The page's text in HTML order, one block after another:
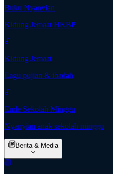
Buku Nyanyian
Kidung Jemaat HKBP
Kidung Jemaat
Lagu pujian & ibadah
Ende Sekolah Minggu
Nyanyian anak sekolah minggu
Berita & Media